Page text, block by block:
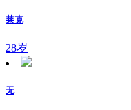
莱克
28岁
无